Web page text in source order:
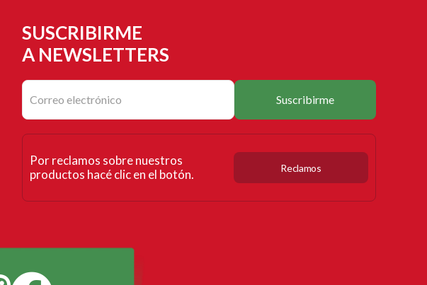
SUSCRIBIRME
A NEWSLETTERS
Suscribirme
Por reclamos sobre nuestros
productos hacé clic en el botón.
Reclamos